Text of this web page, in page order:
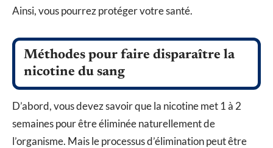
Ainsi, vous pourrez protéger votre santé.
Méthodes pour faire disparaître la
nicotine du sang
D’abord, vous devez savoir que la nicotine met 1 à 2
semaines pour être éliminée naturellement de
l’organisme. Mais le processus d’élimination peut être